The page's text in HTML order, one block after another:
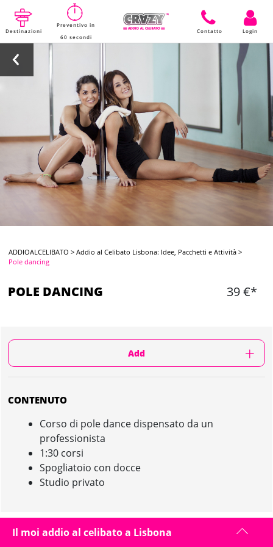
Destinazioni
Preventivo in
60 secondi
Contatto Login
ADDIOALCELIBATO >Addio al Celibato Lisbona: Idee, Pacchetti e Attività >
Pole dancing
POLE DANCING 39 €*
Add
CONTENUTO
Corso di pole dance dispensato da un
professionista
1:30 corsi
Spogliatoio con docce
Studio privato
POLE DANCING IN LISBONA : PRESENTAZIONE
Il moi addio al celibato a Lisbona